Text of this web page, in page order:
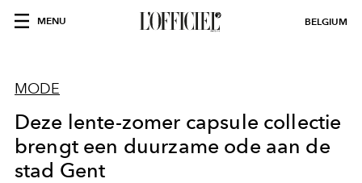
MENU BELGIUM
MODE
Deze lente-zomer capsule collectie
brengt een duurzame ode aan de
stad Gent